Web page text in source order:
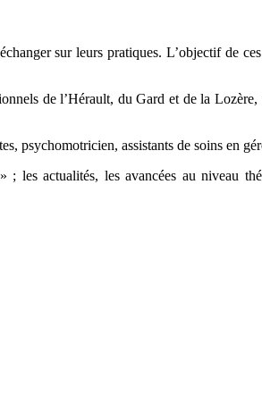
sur leurs pratiques. L’objectif de
de l’Hérault, du Gard et de la Lozère,
psychomotricien, assistants de soins en
actualités, les avancées au niveau